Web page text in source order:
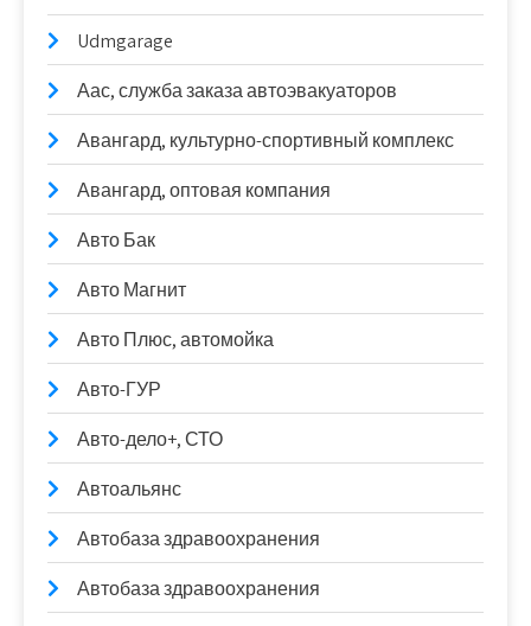
Udmgarage
Аас, служба заказа автоэвакуаторов
Авангард, культурно-спортивный комплекс
Авангард, оптовая компания
Авто Бак
Авто Магнит
Авто Плюс, автомойка
Авто-ГУР
Авто-дело+, СТО
Автоальянс
Автобаза здравоохранения
Автобаза здравоохранения